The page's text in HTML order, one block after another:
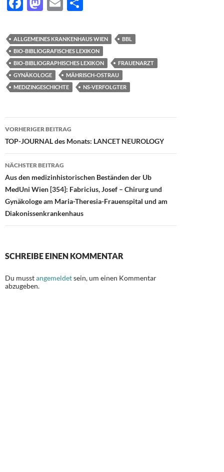
e
b
o
o
k
to
d
o
n
ail le
n
ALLGEMEINES KRANKENHAUS WIEN
BBL
BIO-BIBLIOGRAFISCHES LEXIKON
BIO-BIBLIOGRAPHISCHES LEXIKON
FRAUENARZT
GYNÄKOLOGE
MÄHRISCH-OSTRAU
MEDIZINGESCHICHTE
NS-VERFOLGTER
Beitragsnavigation
VORHERIGER BEITRAG
TOP-JOURNAL des Monats: LANCET NEUROLOGY
NÄCHSTER BEITRAG
Aus den medizinhistorischen Beständen der Ub
MedUni Wien [354]: Fabricius, Josef – Chirurg und
Gynäkologe am Maria-Theresia-Frauenspital und am
Diakonissenkrankenhaus
SCHREIBE EINEN KOMMENTAR
Du musstangemeldetsein, um einen Kommentar
abzugeben.